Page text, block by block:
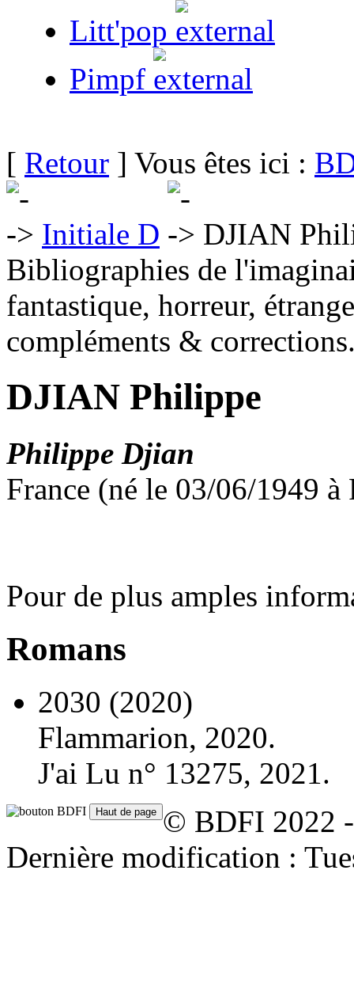
Litt'pop
Pimpf
[ Retour ] Vous êtes ici :
Initiale D
DJIAN
Bibliographies de
fantastique, horreur,
compléments &
DJIAN Philippe
Philippe Djian
France (né le 03/06/1949 à
Pour de plus amples
Romans
2030 (2020)
Flammarion, 2020.
J'ai Lu n° 13275, 2021.
© BDFI 2022
Dernière modification :